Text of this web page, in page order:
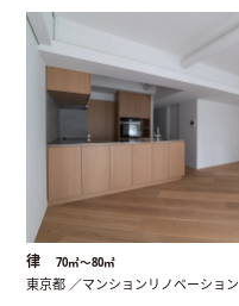
律 70㎡〜80㎡
東京都 ／マンションリノベーション